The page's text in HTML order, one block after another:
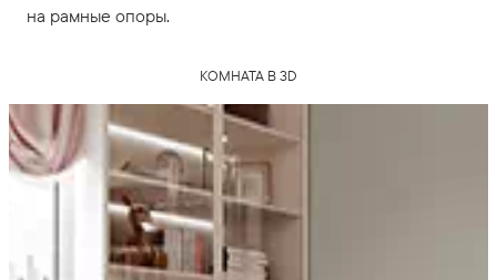
на рамные опоры.
КОМНАТА В 3D